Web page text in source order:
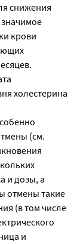
снижения
значимое
крови
холестерина
(см.
и дозы, а
отмены такие
(в том числе
и